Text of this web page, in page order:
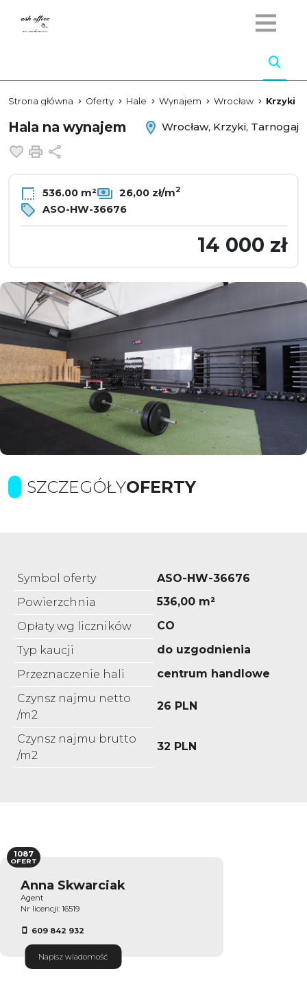
Strona główna Oferty Hale Wynajem Wrocław Krzyki
Hala na wynajem
Wrocław, Krzyki, Tarnogaj
Dodaj do ulubionych
Drukuj
536.00 m² 26,00 zł/m2
ASO-HW-36676
14 000 zł
SZCZEGÓŁYOFERTY
Symbol oferty
ASO-HW-36676
Powierzchnia
536,00 m²
Opłaty wg liczników
CO
Typ kaucji
do uzgodnienia
Przeznaczenie hali
centrum handlowe
Czynsz najmu netto
/m2
26 PLN
Czynsz najmu brutto
/m2
32 PLN
Anna Skwarciak
Agent
Nr licencji: 16519
609 842 932
Napisz wiadomość
1087
OFERT